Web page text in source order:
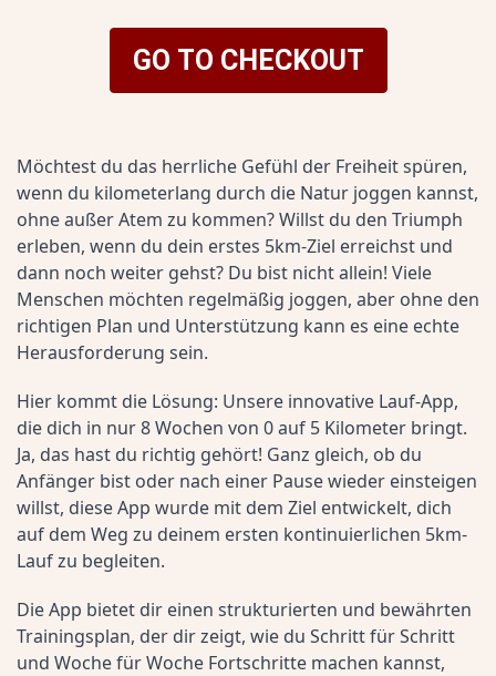
GO TO CHECKOUT
Möchtest du das herrliche Gefühl der Freiheit spüren,
wenn du kilometerlang durch die Natur joggen kannst,
ohne außer Atem zu kommen? Willst du den Triumph
erleben, wenn du dein erstes 5km-Ziel erreichst und
dann noch weiter gehst? Du bist nicht allein! Viele
Menschen möchten regelmäßig joggen, aber ohne den
richtigen Plan und Unterstützung kann es eine echte
Herausforderung sein.
Hier kommt die Lösung: Unsere innovative Lauf-App,
die dich in nur 8 Wochen von 0 auf 5 Kilometer bringt.
Ja, das hast du richtig gehört! Ganz gleich, ob du
Anfänger bist oder nach einer Pause wieder einsteigen
willst, diese App wurde mit dem Ziel entwickelt, dich
auf dem Weg zu deinem ersten kontinuierlichen 5km-
Lauf zu begleiten.
Die App bietet dir einen strukturierten und bewährten
Trainingsplan, der dir zeigt, wie du Schritt für Schritt
und Woche für Woche Fortschritte machen kannst,